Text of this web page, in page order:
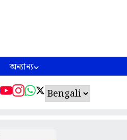
অন্যান্য